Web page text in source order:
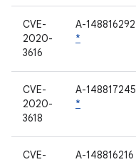
CVE-
2020-
3616
A-148816292
*
CVE-
2020-
3618
A-148817245
*
CVE-
A-148816216